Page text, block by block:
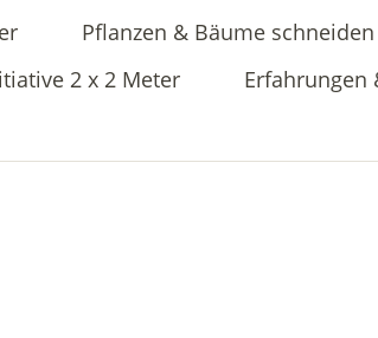
Pflanzen & Bäume schneiden
2 x 2 Meter Erfahrungen